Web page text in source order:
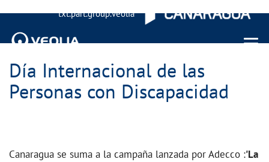
txt.part.group.veolia
Menu
Día Internacional de las
Personas con Discapacidad
Canaragua se suma a la campaña lanzada por Adecco :'La